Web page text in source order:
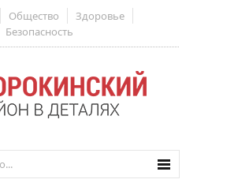
Общество
Здоровье
Безопасность